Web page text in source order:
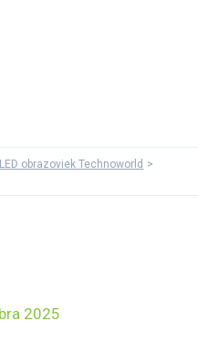
obrazoviek Technoworld
2025